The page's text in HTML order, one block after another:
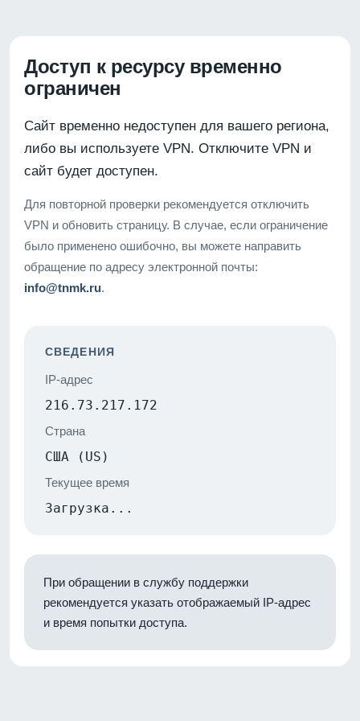
Доступ к ресурсу временно
ограничен
Сайт временно недоступен для вашего региона,
либо вы используете VPN. Отключите VPN и
сайт будет доступен.
Для повторной проверки рекомендуется отключить
VPN и обновить страницу. В случае, если ограничение
было применено ошибочно, вы можете направить
обращение по адресу электронной почты:
info@tnmk.ru.
СВЕДЕНИЯ
IP-адрес
216.73.217.172
Страна
США (US)
Текущее время
Загрузка...
При обращении в службу поддержки
рекомендуется указать отображаемый IP-адрес
и время попытки доступа.